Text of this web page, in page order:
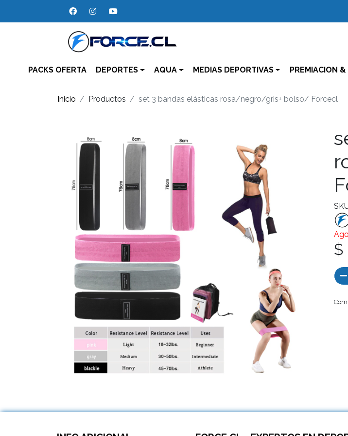
PACKS OFERTA DEPORTES AQUA MEDIAS DEPORTIVAS PREMIACION
Inicio Productos set 3 bandas elásticas rosa/negro/gris+ bolso/ Forcecl
$